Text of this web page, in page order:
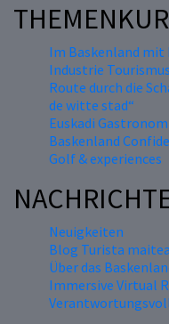
Im Baskenland mit
Industrie Tourismus
Route durch die
de witte stad“
Euskadi
Baskenland
Golf & experiences
Neuigkeiten
Blog Turista maitea
Über das
Immersive Virtual